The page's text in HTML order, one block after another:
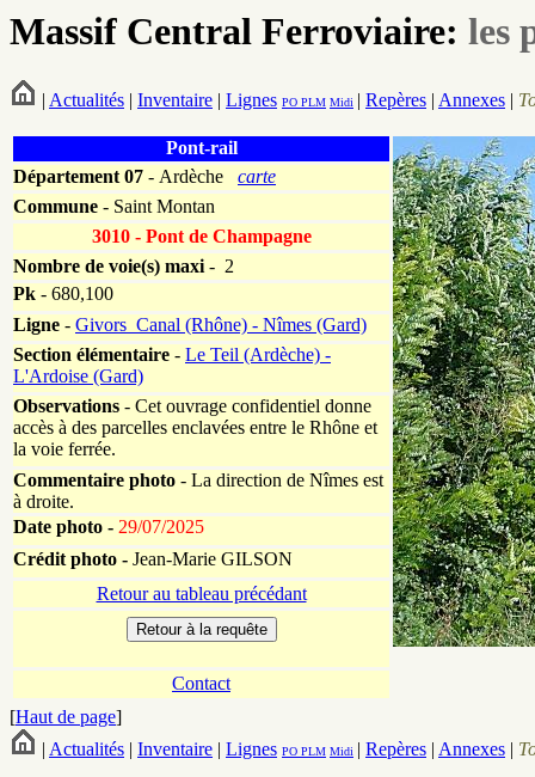
Massif Central Ferroviaire: les
| Actualités | Inventaire | Lignes PO PLM Midi | Repères | Annexes |
Pont-rail
Département07 - Ardèche carte
Commune - Saint Montan
3010 - Pont de Champagne
Nombre de voie(s) maxi- 2
Pk - 680,100
Ligne - Givors_Canal (Rhône) - Nîmes (Gard)
Section élémentaire - Le Teil (Ardèche) -
L'Ardoise (Gard)
Observations - Cet ouvrage confidentiel donne
accès à des parcelles enclavées entre le Rhône et
la voie ferrée.
Commentaire photo - La direction de Nîmes est
à droite.
Date photo - 29/07/2025
Crédit photo - Jean-Marie GILSON
Retour au tableau précédant
Contact
[Haut de page]
| Actualités | Inventaire | Lignes PO PLM Midi | Repères | Annexes |